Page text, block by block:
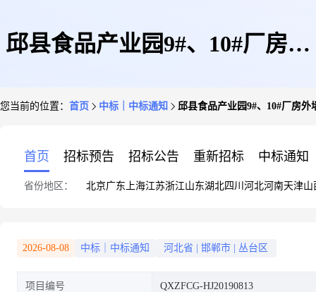
邱县食品产业园9#、10#厂房外
您当前的位置： 首页 中标｜中标通知 邱县食品产业园9#、10#厂房外
首页 招标预告 招标公告 重新招标 中标通知
省份地区： 北京广东 上海江苏浙江山东湖北四川 河北河南天津山
2026-08-08 中标｜中标通知 河北省 邯郸市 丛台区
项目编号 QXZFCG-HJ20190813